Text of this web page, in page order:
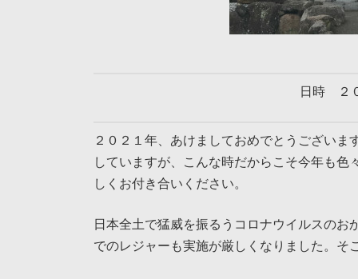
日時 ２
２０２１年、あけましておめでとうござい
していますが、こんな時だからこそ今年も
しくお付き合いください。
日本全土で猛威を振るうコロナウイルスの
でのレジャーも実施が厳しくなりました。そ